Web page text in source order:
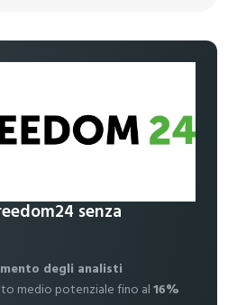
senza
degli analisti
medio potenziale fino al16%